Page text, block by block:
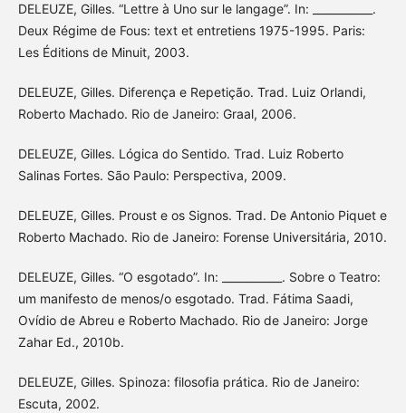
DELEUZE, Gilles. “Lettre à Uno sur le langage”. In: ___________.
Deux Régime de Fous: text et entretiens 1975-1995. Paris:
Les Éditions de Minuit, 2003.
DELEUZE, Gilles. Diferença e Repetição. Trad. Luiz Orlandi,
Roberto Machado. Rio de Janeiro: Graal, 2006.
DELEUZE, Gilles. Lógica do Sentido. Trad. Luiz Roberto
Salinas Fortes. São Paulo: Perspectiva, 2009.
DELEUZE, Gilles. Proust e os Signos. Trad. De Antonio Piquet e
Roberto Machado. Rio de Janeiro: Forense Universitária, 2010.
DELEUZE, Gilles. “O esgotado”. In: ___________. Sobre o Teatro:
um manifesto de menos/o esgotado. Trad. Fátima Saadi,
Ovídio de Abreu e Roberto Machado. Rio de Janeiro: Jorge
Zahar Ed., 2010b.
DELEUZE, Gilles. Spinoza: filosofia prática. Rio de Janeiro:
Escuta, 2002.